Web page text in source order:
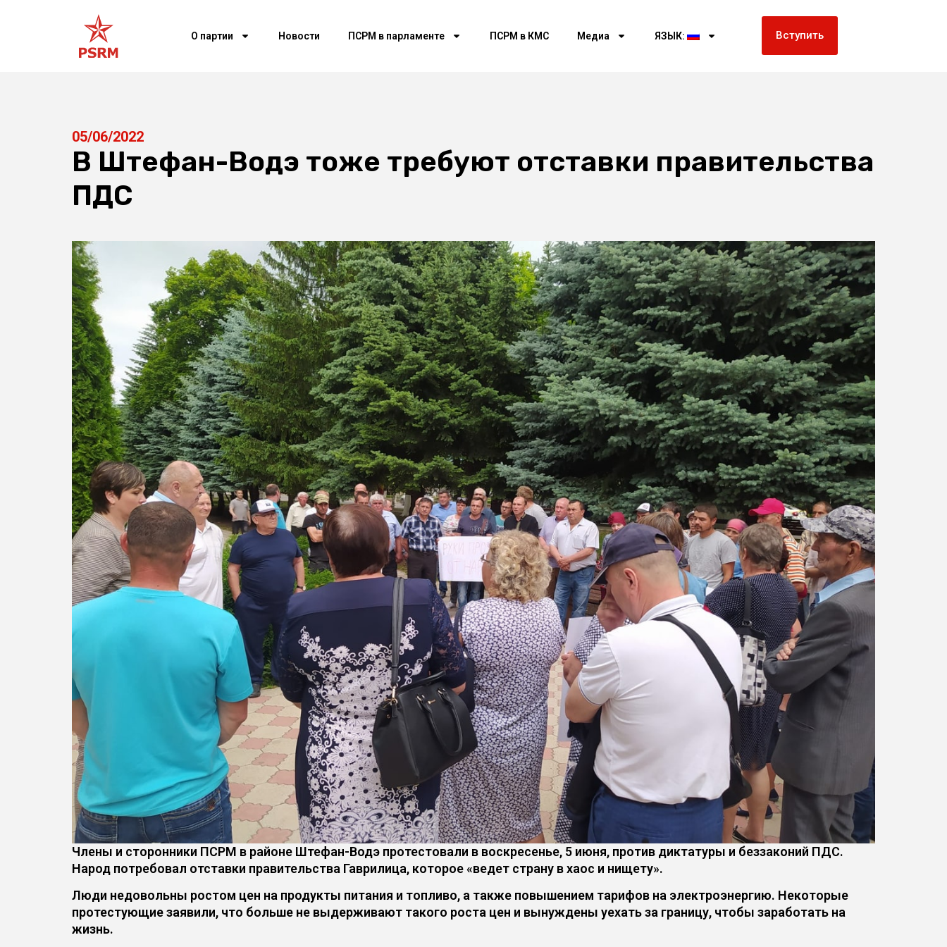
О партии Новости ПСРМ в парламенте ПСРМ в КМС Медиа ЯЗЫК: Вступить
05/06/2022
В Штефан-Водэ тоже требуют отставки правительства
ПДС
Члены и сторонники ПСРМ в районе Штефан-Водэ протестовали в воскресенье, 5 июня, против диктатуры и беззаконий ПДС.
Народ потребовал отставки правительства Гаврилица, которое «ведет страну в хаос и нищету».
Люди недовольны ростом цен на продукты питания и топливо, а также повышением тарифов на электроэнергию. Некоторые
протестующие заявили, что больше не выдерживают такого роста цен и вынуждены уехать за границу, чтобы заработать на
жизнь.